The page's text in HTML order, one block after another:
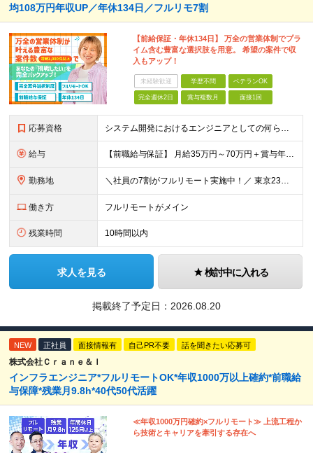
均108万円年収UP／年休134日／フルリモ7割
【前給保証・年休134日】 万全の営業体制でプラ
イム含む豊富な選択肢を用意。 希望の案件で収
入もアップ！
未経験歓迎 学歴不問 ベテランOK
完全週休2日 賞与複数月 面接1回
応募資格 システム開発におけるエンジニアとしての何らかの実務経験（年数不問） ※要件定義、基本設計、詳細設計、製造、検証、運用保守 少しでも実務経験があれば、まずは気軽にエントリーしてみてください！ ／／／／
給与 【前職給与保証】 月給35万円～70万円＋賞与年2回＋各種手当 ※前職の給与・スキル・経験を考慮の上、決定いたします。 ※月給には固定残業代（月30時間分／5万円～10万円）を含みます。超過分は別途
勤務地 ＼社員の7割がフルリモート実施中！／ 東京23区内など1都3県を中心としたプロジェクト先での勤務となります。 ※勤務地は希望を考慮します ≪本社≫ 東京都渋谷区恵比寿南1丁目3番7号 隅越ビル5階
働き方 フルリモートがメイン
残業時間 10時間以内
求人を見る 検討中に入れる
掲載終了予定日： 2026.08.20
NEW 正社員 面接情報有 自己PR不要 話を聞きたい応募可
株式会社Ｃｒａｎｅ＆Ｉ
インフラエンジニア*フルリモートOK*年収1000万以上確約*前職給
与保障*残業月9.8h*40代50代活躍
≪年収1000万円確約×フルリモート≫ 上流工程か
ら技術とキャリアを牽引する存在へ